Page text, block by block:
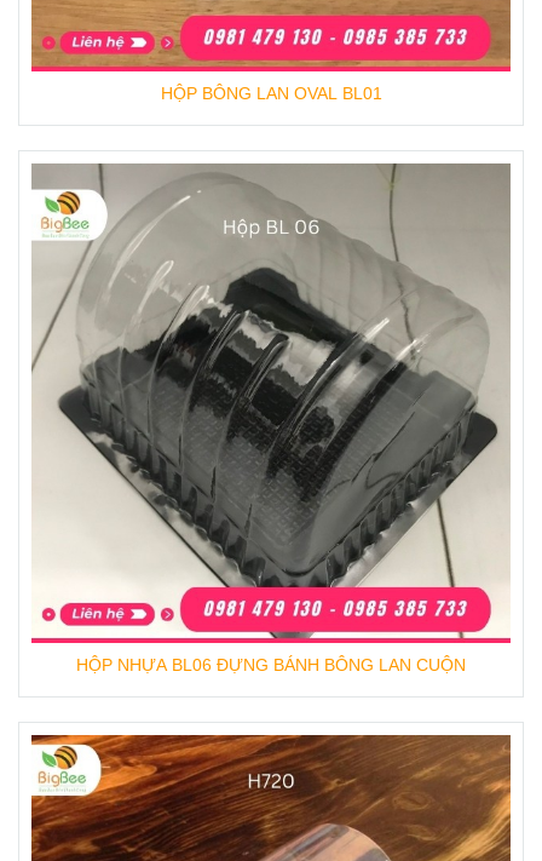
HỘP BÔNG LAN OVAL BL01
HỘP NHỰA BL06 ĐỰNG BÁNH BÔNG LAN CUỘN